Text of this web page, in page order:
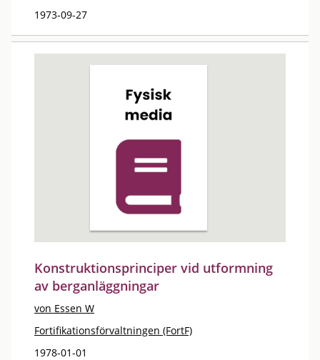
1973-09-27
Konstruktionsprinciper vid utformning
av berganläggningar
von Essen W
Fortifikationsförvaltningen (FortF)
1978-01-01